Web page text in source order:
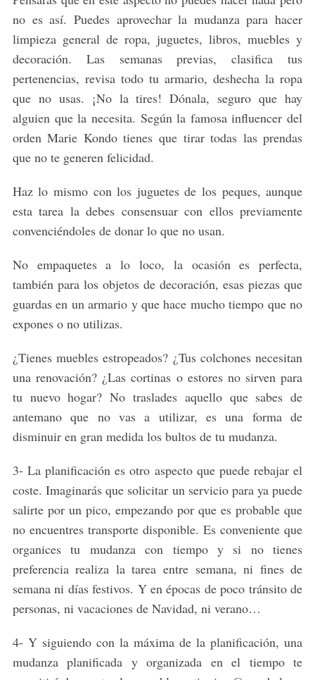
no es así. Puedes aprovechar la mudanza para hacer
limpieza general de ropa, juguetes, libros, muebles y
decoración. Las semanas previas, clasifica tus
pertenencias, revisa todo tu armario, deshecha la ropa
que no usas. ¡No la tires! Dónala, seguro que hay
alguien que la necesita. Según la famosa influencer del
orden Marie Kondo tienes que tirar todas las prendas
que no te generen felicidad.
Haz lo mismo con los juguetes de los peques, aunque
esta tarea la debes consensuar con ellos previamente
convenciéndoles de donar lo que no usan.
No empaquetes a lo loco, la ocasión es perfecta,
también para los objetos de decoración, esas piezas que
guardas en un armario y que hace mucho tiempo que no
expones o no utilizas.
¿Tienes muebles estropeados? ¿Tus colchones necesitan
una renovación? ¿Las cortinas o estores no sirven para
tu nuevo hogar? No traslades aquello que sabes de
antemano que no vas a utilizar, es una forma de
disminuir en gran medida los bultos de tu mudanza.
3- La planificación es otro aspecto que puede rebajar el
coste. Imaginarás que solicitar un servicio para ya puede
salirte por un pico, empezando por que es probable que
no encuentres transporte disponible. Es conveniente que
organices tu mudanza con tiempo y si no tienes
preferencia realiza la tarea entre semana, ni fines de
semana ni días festivos. Y en épocas de poco tránsito de
personas, ni vacaciones de Navidad, ni verano…
4- Y siguiendo con la máxima de la planificación, una
mudanza planificada y organizada en el tiempo te